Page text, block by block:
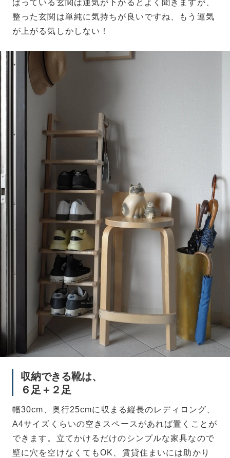
ばっている玄関は運気が下がるとよく聞きますが、
整った玄関は単純に気持ちが良いですね、もう運気
が上がる気しかしない！
収納できる靴は、
６足＋２足
幅30cm、奥行25cmに収まる縦長のレディロング、
A4サイズくらいの空きスペースがあれば置くことが
できます。立てかけるだけのシンプルな家具なので
壁に穴を空けなくてもOK、賃貸住まいには助かり